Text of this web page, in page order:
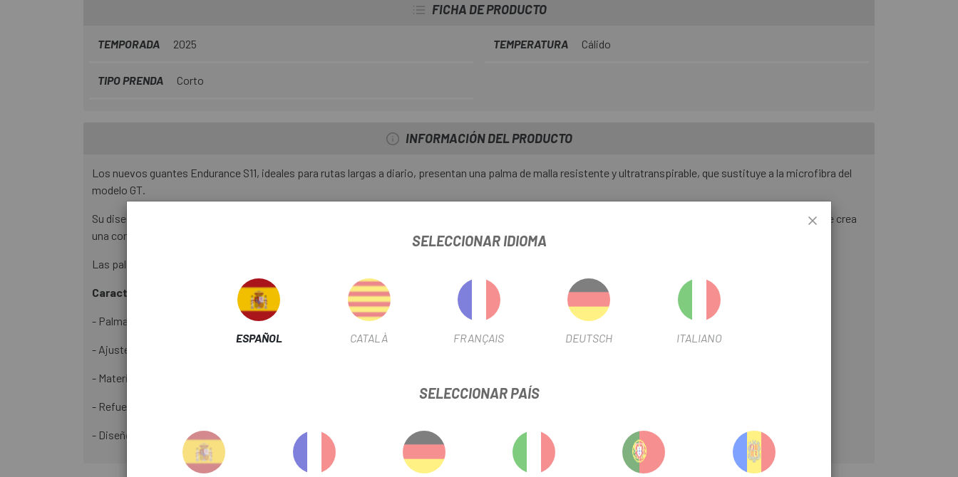
FICHA DE PRODUCTO
TEMPORADA 2025 TEMPERATURA Cálido
TIPO PRENDA Corto
INFORMACIÓN DEL PRODUCTO
Los nuevos guantes Endurance S11, ideales para rutas largas a diario, presentan una palma de malla resistente y ultratranspirable, que sustituye a la microfibra del
modelo GT.
Su diseño de secado rápido aumenta la circulación del aire para evacuar el calor y reduce la acumulación de sudor entre las manos y el manillar, de modo que se crea
una conexión segura y receptiva.
Las palmas se refuerzan en los puntos de contacto, y un acolchado ligero reduce las vibraciones y las microvibraciones sin alterar el agarre con el manillar
Características:
- Palma de malla transpirable: Permite una excelente ventilación y evita la acumulación de sudor.
- Ajuste cómodo: El corte regularFit proporciona un ajuste seguro y cómodo sin restricciones.
- Material elástico: Se adapta perfectamente a la forma de la mano, ofreciendo un ajuste personalizado.
- Refuerzos en zonas estratégicas: Proporcionan mayor durabilidad y protección en las zonas más expuestas al desgaste.
- Diseño minimalista: Un diseño limpio y elegante que combina estilo y funcionalidad.
SELECCIONAR IDIOMA
ESPAÑOL CATALÀ FRANÇAIS DEUTSCH ITALIANO
SELECCIONAR PAÍS